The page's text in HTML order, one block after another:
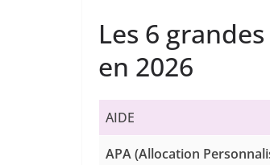
Les 6
en 2026
AIDE
APA (Allocation